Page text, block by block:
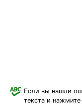
Если вы нашли
текста и нажмите